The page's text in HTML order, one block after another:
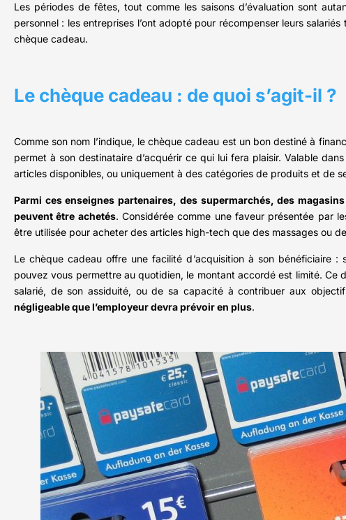
Les périodes de fêtes, tout comme les saisons d’évaluation sont
personnel : les entreprises l’ont adopté pour récompenser leurs
chèque cadeau.
Le chèque cadeau : de quoi s’agit-il ?
Comme son nom l’indique, le chèque cadeau est un bon destiné à
permet à son destinataire d’acquérir ce qui lui fera plaisir. Valable
articles disponibles, ou uniquement à des catégories de produits et de
Parmi ces enseignes partenaires, des supermarchés, des
peuvent être achetés. Considérée comme une faveur présentée par
être utilisée pour acheter des articles high-tech que des massages ou
Le chèque cadeau offre une facilité d’acquisition à son bénéficiaire
pouvez vous permettre au quotidien, le montant accordé est limité.
salarié, de son assiduité, ou de sa capacité à contribuer aux
négligeable que l’employeur devra prévoir en plus.